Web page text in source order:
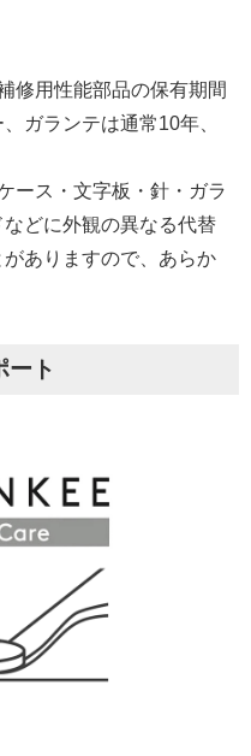
用性能部品の保有期間
ガランテは通常10年、
ス・文字板・針・ガラ
どに外観の異なる代替
ありますので、あらか
ート